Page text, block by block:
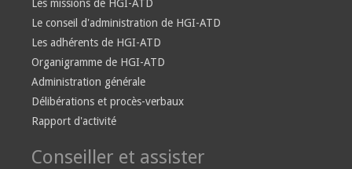
Les missions de HGI-ATD
Le conseil d'administration de HGI-ATD
Les adhérents de HGI-ATD
Organigramme de HGI-ATD
Administration générale
Délibérations et procès-verbaux
Rapport d'activité
Conseiller et assister